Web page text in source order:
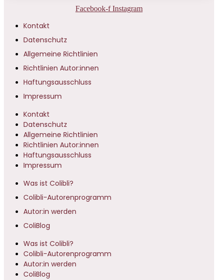
Facebook-f Instagram
Kontakt
Datenschutz
Allgemeine Richtlinien
Richtlinien Autor:innen
Haftungsausschluss
Impressum
Kontakt
Datenschutz
Allgemeine Richtlinien
Richtlinien Autor:innen
Haftungsausschluss
Impressum
Was ist Colibli?
Colibli-Autorenprogramm
Autor:in werden
ColiBlog
Was ist Colibli?
Colibli-Autorenprogramm
Autor:in werden
ColiBlog